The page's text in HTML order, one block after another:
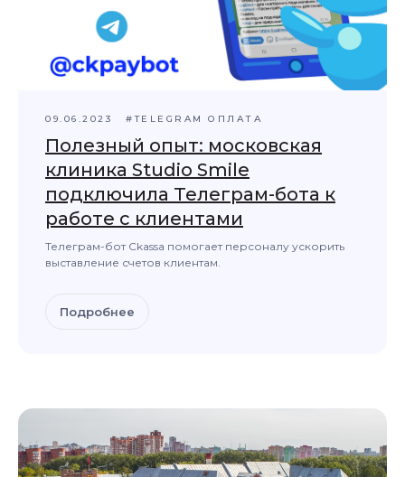
09.06.2023 #TELEGRAM ОПЛАТА
Полезный опыт: московская
клиника Studio Smile
подключила Телеграм-бота к
работе с клиентами
Телеграм-бот Ckassa помогает персоналу ускорить
выставление счетов клиентам.
Подробнее